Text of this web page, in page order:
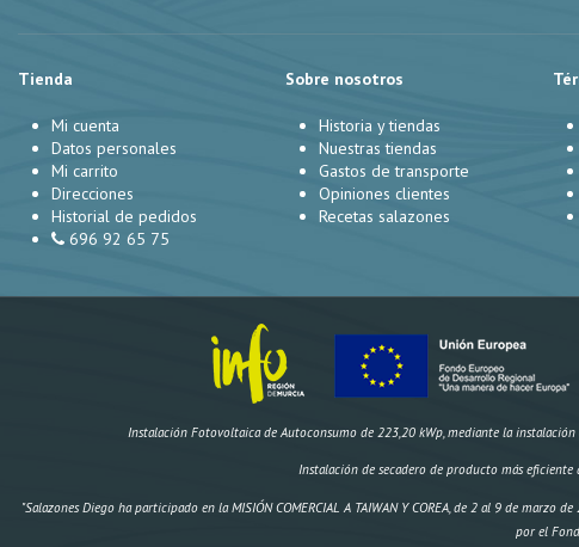
Tienda
Mi cuenta
Datos personales
Mi carrito
Direcciones
Historial de pedidos
696 92 65 75
Sobre nosotros
Historia y tiendas
Nuestras tiendas
Gastos de transporte
Opiniones clientes
Recetas salazones
Instalación Fotovoltaica de Autoconsumo de 223,20 kWp, mediante la
Instalación de secadero de producto más
"Salazones Diego ha participado en la MISIÓN COMERCIAL A TAIWAN Y COREA, de 2 al 9 de
por el